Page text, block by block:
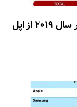
هواوی در کل رده بندی حمل و نقل در سال 2019 از اپل